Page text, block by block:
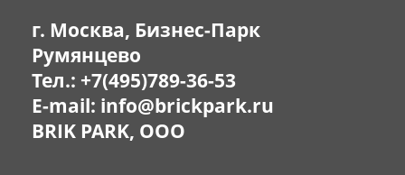
г. Москва, Бизнес-Парк
Румянцево
Тел.: +7(495)789-36-53
E-mail: info@brickpark.ru
BRIK PARK, OOO